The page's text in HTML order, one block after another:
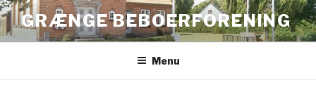
Videre
til
indhold
GRÆNGE BEBOERFORENING
Menu